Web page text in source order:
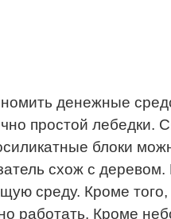
денежные
простой лебедки.
блоки
схож с
среду. Кроме
работать. Кроме